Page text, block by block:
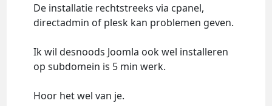
De installatie rechtstreeks via cpanel,
directadmin of plesk kan problemen geven.
Ik wil desnoods Joomla ook wel installeren
op subdomein is 5 min werk.
Hoor het wel van je.